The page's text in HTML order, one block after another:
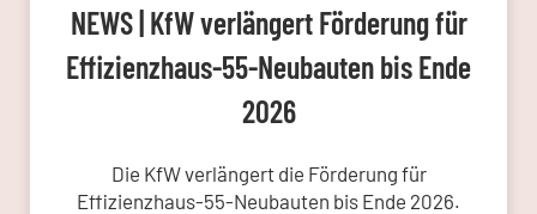
NEWS | KfW verlängert Förderung für
Effizienzhaus-55-Neubauten bis Ende
2026
Die KfW verlängert die Förderung für
Effizienzhaus-55-Neubauten bis Ende 2026.